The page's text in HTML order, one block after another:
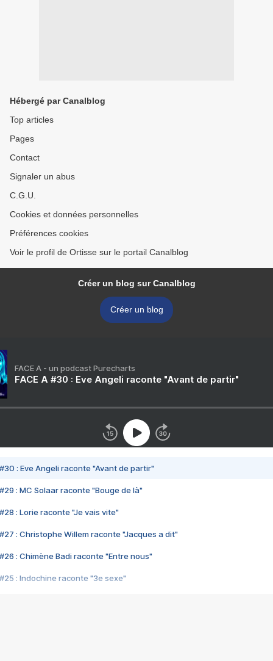
Hébergé par Canalblog
Top articles
Pages
Contact
Signaler un abus
C.G.U.
Cookies et données personnelles
Préférences cookies
Voir le profil de Ortisse sur le portail Canalblog
Créer un blog sur Canalblog
Créer un blog
FACE A - un podcast Purecharts
FACE A #30 : Eve Angeli raconte "Avant de partir"
#30 : Eve Angeli raconte "Avant de partir"
#29 : MC Solaar raconte "Bouge de là"
#28 : Lorie raconte "Je vais vite"
#27 : Christophe Willem raconte "Jacques a dit"
#26 : Chimène Badi raconte "Entre nous"
#25 : Indochine raconte "3e sexe"